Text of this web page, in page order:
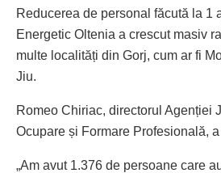
Reducerea de personal făcută la 1
Energetic Oltenia a crescut masiv
multe localități din Gorj, cum ar fi
Jiu.
Romeo Chiriac, directorul Agenției
Ocupare și Formare Profesională,
„Am avut 1.376 de persoane care